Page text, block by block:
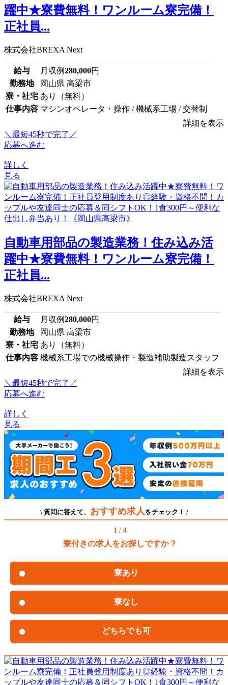
躍中★寮費無料！ワンルーム寮完備！
正社員...
株式会社BREXA Next
給与 月収例280,000円
勤務地
岡山県 高梁市
寮・社宅 あり（無料）
仕事内容 マシンオペレータ・操作 / 機械系工場 / 交替制
詳細を表示
＼最短45秒で完了／
応募へ進む
詳しく
見る
自動車用部品の製造業務！住み込み活
躍中★寮費無料！ワンルーム寮完備！
正社員...
株式会社BREXA Next
給与 月収例280,000円
勤務地
岡山県 高梁市
寮・社宅 あり（無料）
仕事内容 機械系工場での機械操作・製造補助製造スタッフ
詳細を表示
＼最短45秒で完了／
応募へ進む
詳しく
見る
\ 質問に答えて、 おすすめ求人 をチェック！ /
1 / 4
寮付きの求人をお探しですか？
寮あり
寮なし
どちらでも可